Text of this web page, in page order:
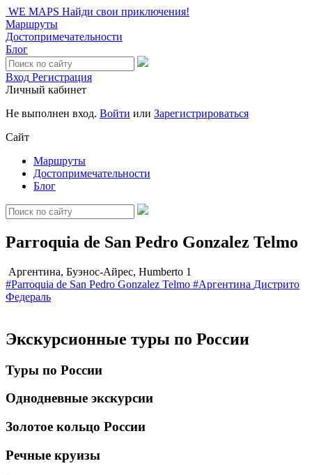
WE MAPS Найди свои приключения!
Маршруты
Достопримечательности
Блог
Вход Регистрация
Личный кабинет
Не выполнен вход. Войти или Зарегистрироваться
Сайт
Маршруты
Достопримечательности
Блог
Parroquia de San Pedro Gonzalez Telmo
Аргентина, Буэнос-Айрес, Humberto 1
#Parroquia de San Pedro Gonzalez Telmo #Аргентина Дистрито
Федераль
Экскурсионные туры по России
Туры по России
Однодневные экскурсии
Золотое кольцо России
Речные круизы